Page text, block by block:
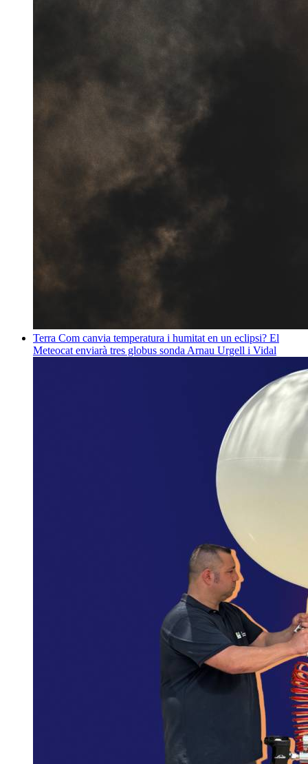
Terra Com canvia temperatura i humitat en un eclipsi? El
Meteocat enviarà tres globus sonda Arnau Urgell i Vidal